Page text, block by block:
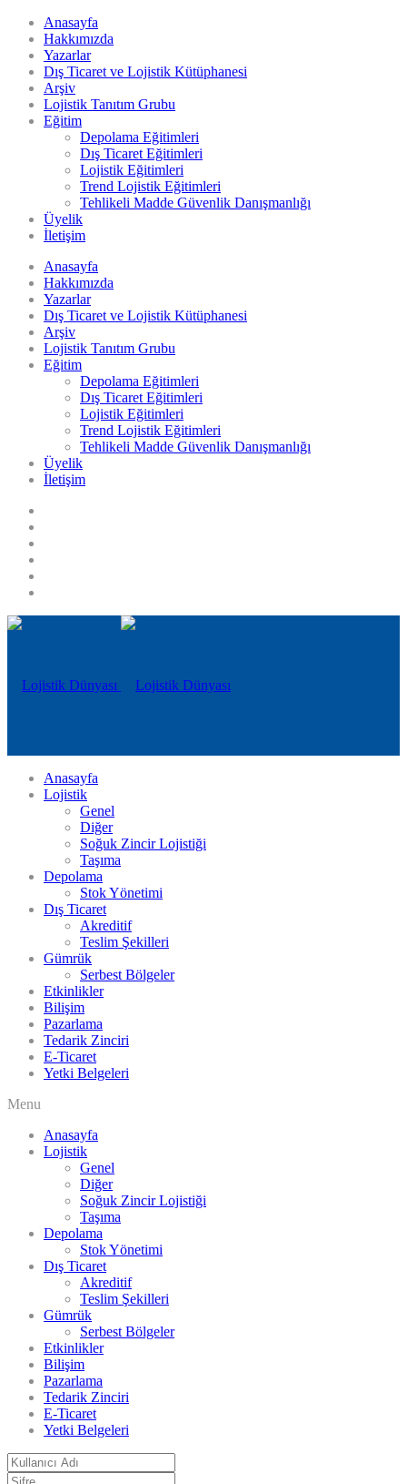
Anasayfa
Hakkımızda
Yazarlar
Dış Ticaret ve Lojistik Kütüphanesi
Arşiv
Lojistik Tanıtım Grubu
Eğitim
Depolama Eğitimleri
Dış Ticaret Eğitimleri
Lojistik Eğitimleri
Trend Lojistik Eğitimleri
Tehlikeli Madde Güvenlik Danışmanlığı
Üyelik
İletişim
Anasayfa
Hakkımızda
Yazarlar
Dış Ticaret ve Lojistik Kütüphanesi
Arşiv
Lojistik Tanıtım Grubu
Eğitim
Depolama Eğitimleri
Dış Ticaret Eğitimleri
Lojistik Eğitimleri
Trend Lojistik Eğitimleri
Tehlikeli Madde Güvenlik Danışmanlığı
Üyelik
İletişim
Anasayfa
Lojistik
Genel
Diğer
Soğuk Zincir Lojistiği
Taşıma
Depolama
Stok Yönetimi
Dış Ticaret
Akreditif
Teslim Şekilleri
Gümrük
Serbest Bölgeler
Etkinlikler
Bilişim
Pazarlama
Tedarik Zinciri
E-Ticaret
Yetki Belgeleri
Menu
Anasayfa
Lojistik
Genel
Diğer
Soğuk Zincir Lojistiği
Taşıma
Depolama
Stok Yönetimi
Dış Ticaret
Akreditif
Teslim Şekilleri
Gümrük
Serbest Bölgeler
Etkinlikler
Bilişim
Pazarlama
Tedarik Zinciri
E-Ticaret
Yetki Belgeleri